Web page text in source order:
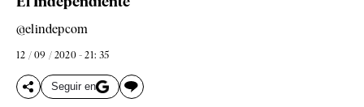
@elindepcom
12 / 09 / 2020 - 21: 35
Seguir en